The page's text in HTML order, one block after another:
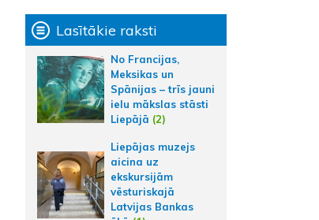
Lasītākie raksti
No Francijas,
Meksikas un
Spānijas – trīs jauni
ielu mākslas stāsti
Liepājā (2)
Liepājas muzejs
aicina uz
ekskursijām
vēsturiskajā
Latvijas Bankas